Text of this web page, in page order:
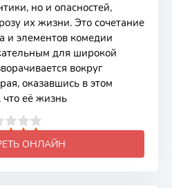
но и опасностей,
их жизни. Это сочетание
и элементов комедии
для широкой
вокруг
оказавшись в этом
её жизнь
ОНЛАЙН